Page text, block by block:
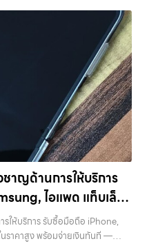
งพลี, เกษตรนวมินทร์, เสนานิคม,
ท์, รับซื้อแมคบุค, รับซื้อโน๊ตบุ๊ค, รับ
ค้าไอที กรุงเทพฯ – เราพร้อมให้
บริการแบบครบวงจรสำหรับลูกค้าที่
บซื้อไอโฟน ทุกรุ่น…
ราเข้าใจดีว่าอุปกรณ์แต่ละชิ้นไม่ใช่
ค่า คุณอาจต้องการเปลี่ยนรุ่น หรือ
มินสภาพเครื่อง ฟรี ปราบปราม
นใจได้ และจ่ายเงินทันทีเมื่อตกลง
ทั้ง iPhone สายใหม่-เก่า,
แบรนด์ เรารับถึงแม้จะอยู่ในสภาพ
ราะมูลค่าของเครื่องไม่ได้ขึ้นอยู่แค่
และความสะดวกในการขายของ
าว, รัชดา, บางรัก, แจ้งวัฒนะ,
งพลี, เกษตรนวมินทร์, เสนานิคม,
า “รับซื้อมือถือใกล้ฉัน”, “รับซื้อ
ราคา”, “รับซื้อแท็บเล็ต กรุงเทพ
าคาสูง” — ที่นี่คือคำตอบ เพราะ
ละความสะดวกสบายที่เหนือกว่า
งใจ พร้อมทีมงานที่พร้อมอำนวย
งมืออาชีพ และจ่ายเงินทันที
นเรื่องง่ายขึ้น ดีกว่า รวดเร็วกว่า
ามอินทรา รับซื้อโทรศัพท์ใกล้ฉัน —
iPad แท็บเล็ตใน พื้นที่ ลาดพร้าว
รามอินทรา พร้อมจ่ายเงินทันที รับ
iPhone Samsung iPad แท็บเล็ต
ฒนะ บางแค วัชรพล รามอินทรา…
ตลาดพร้าว, รัชดา, บางรัก,
า — นัดรับสะดวกทุกเขต
อโฟน, รับซื้อไอแพด, รับซื้อมือถือ
ว็บไซต์ที่คุณไว้วางใจได้ สำหรับ
iPad, แท็บเล็ต ทุกยี่ห้อ ให้ราคา
าดพร้าว, รัชดา, บางรัก,
ละเขตกรุงเทพฯ ใกล้ “ใกล้ ฉัน”
กรณ์ไอทีใหม่ๆ เปลี่ยนรุ่นกันแทบ
ยเป็นของที่ไม่ได้ใช้งานอยู่เฉยๆ
ลือกให้คุณสามารถเปลี่ยนอุปกรณ์ที่
บริการ รับซื้อไอโฟน, รับซื้อไอแพด,
ค, รับซื้อแท็บเล็ต, รับซื้อสินค้าไอที
าญด้านการให้บริการ
ไอแพด แท็บเล็ต
ายเงินทันที
ให้บริการ รับซื้อมือถือ iPhone,
ราคาสูง พร้อมจ่ายเงินทันที —